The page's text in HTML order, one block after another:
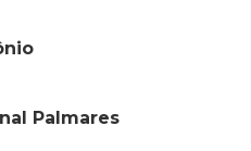
Palmares